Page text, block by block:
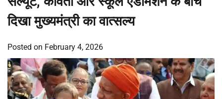
दिखा मुख्यमंत्री का वात्सल्य
Posted on February 4, 2026